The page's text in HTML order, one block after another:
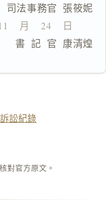
司法事務官  張筱妮
月    24    日
書  記  官  康清煌
訟紀錄
對官方原文。
文